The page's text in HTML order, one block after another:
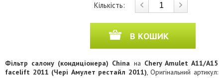
Кількість:
В КОШИК
Фільтр салону (кондиціонера) China на Chery Amulet A11/A15
facelift 2011 (Чері Амулет рестайл 2011), Оригінальний артикул: